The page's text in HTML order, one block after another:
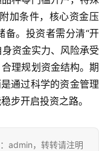
加条件，核心资金压
备。投资者需分清“开
身资金实力、风险承受
理规划资金结构。期
通过科学的资金管理
步开启投资之路。
admin，转转请注明